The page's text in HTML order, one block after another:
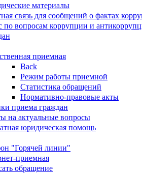
материалы
связь для сообщений о фактах
по вопросам коррупции и
приемная
Back
Режим работы приемной
Статистика обращений
Нормативно-правовые акты
приема граждан
на актуальные вопросы
юридическая помощь
"Горячей линии"
приемная
обращение